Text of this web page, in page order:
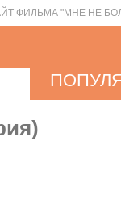
ФИЛЬМА "МНЕ НЕ